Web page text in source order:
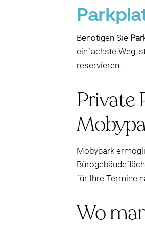
Benötigen Sie
einfachste Weg,
reservieren.
Private
Mobypark
für Ihre Termine
Wo